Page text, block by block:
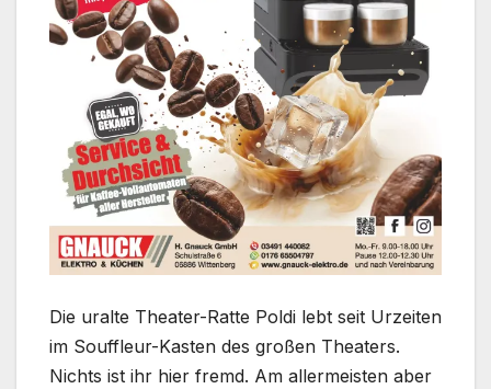
Die uralte Theater-Ratte Poldi lebt seit Urzeiten
im Souffleur-Kasten des großen Theaters.
Nichts ist ihr hier fremd. Am allermeisten aber